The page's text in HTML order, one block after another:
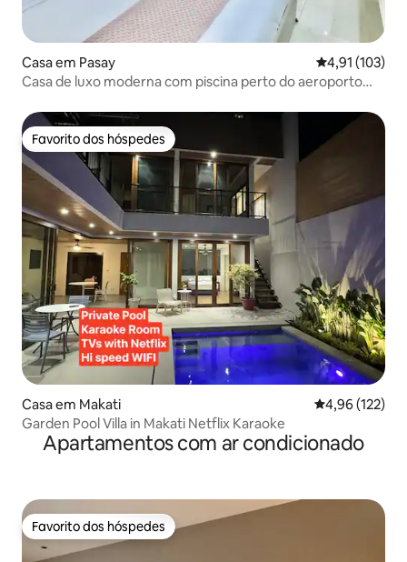
Casa em Pasay Classificação
4,91 (103)
Casa de luxo moderna com piscina perto do aeroporto
Favorito dos hóspedes
Favorito dos hóspedes
Casa em Makati Classificação
4,96 (122)
Garden Pool Villa in Makati Netflix Karaoke
Apartamentos com ar condicionado
Favorito dos hóspedes
Favorito dos hóspedes